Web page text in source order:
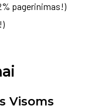
pagerinimas!)
Visoms